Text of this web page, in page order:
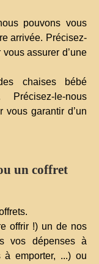
pouvons vous
arrivée. Précisez-
assurer d’une
chaises bébé
le-nous
vous garantir d’un
un coffret
offrir !) un de nos
vos dépenses à
à emporter, ...) ou